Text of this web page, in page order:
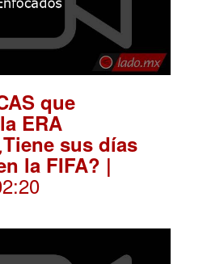
que
ERA
sus días
la FIFA? |